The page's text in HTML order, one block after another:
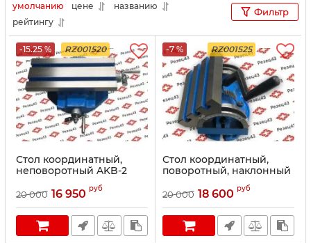
умолчанию цене
названию
рейтингу
Фильтр
-15.25 % RZ001520
Стол координатный,
неповоротный AKB-2
20 000 16 950 руб
-7 % RZ001525
Стол координатный,
поворотный, наклонный
до 45 градусов WTS-7
20 000 18 600 руб